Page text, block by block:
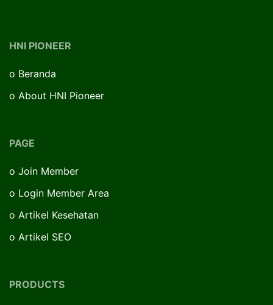
HNI PIONEER
o Beranda
o About HNI Pioneer
PAGE
o Join Member
o Login Member Area
o Artikel Kesehatan
o Artikel SEO
PRODUCTS